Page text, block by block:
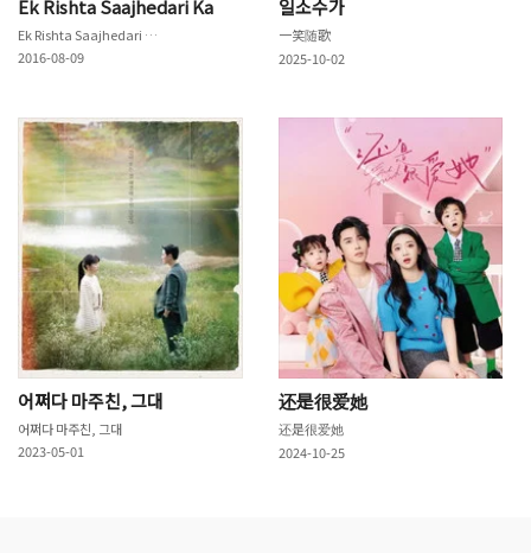
Ek Rishta Saajhedari Ka
Ek Rishta Saajhedari Ka
2016-08-09
일소수가
一笑随歌
2025-10-02
어쩌다 마주친, 그대
어쩌다 마주친, 그대
2023-05-01
还是很爱她
还是很爱她
2024-10-25